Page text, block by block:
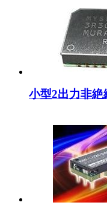
小型2出力非